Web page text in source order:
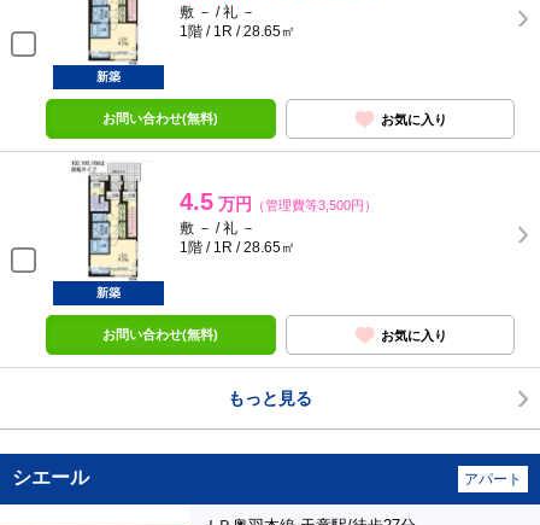
敷 － / 礼 －
1階 / 1R / 28.65㎡
新築
お問い合わせ(無料) お気に入り
4.5 万円 （管理費等3,500円）
敷 － / 礼 －
1階 / 1R / 28.65㎡
新築
お問い合わせ(無料) お気に入り
もっと見る
シエール アパート